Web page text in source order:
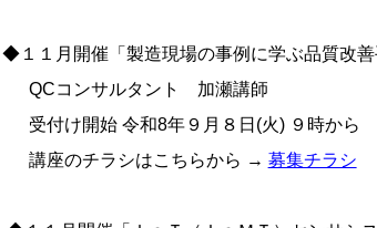
１月開催「製造現場の事例に学ぶ品質改善
コンサルタント 加瀬講師
け開始 令和8年９月８日(火) ９時から
のチラシはこちらから → 募集チラシ